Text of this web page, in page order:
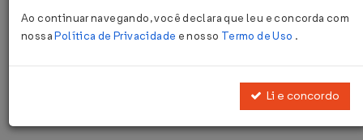
Instrução CVM Nº 476 DE
Ao continuar navegando, você declara que leu e concorda com
nossaPolítica de Privacidade e nosso Termo de Uso .
Li e concordo